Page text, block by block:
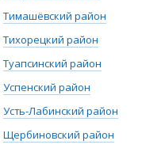
Тимашёвский район
Тихорецкий район
Туапсинский район
Успенский район
Усть-Лабинский район
Щербиновский район